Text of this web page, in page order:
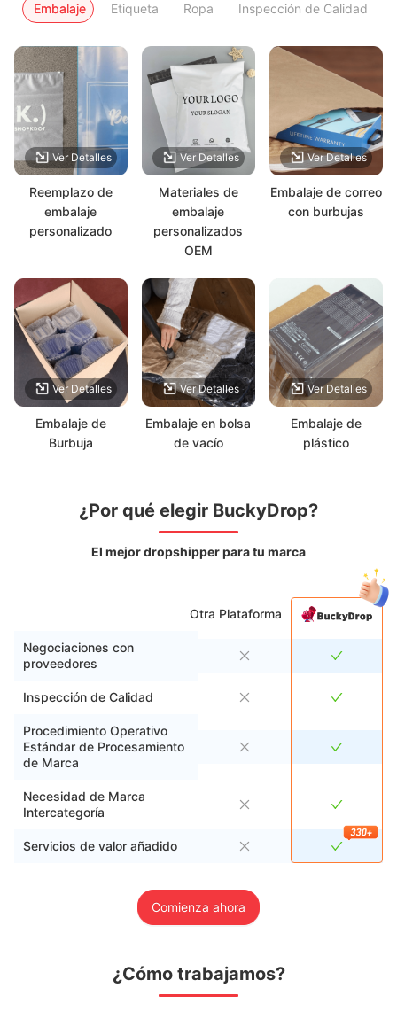
Embalaje Etiqueta Ropa Inspección de Calidad
Ver Detalles
Reemplazo de
embalaje
personalizado
Ver Detalles
Materiales de
embalaje
personalizados
OEM
Ver Detalles
Embalaje de correo
con burbujas
Ver Detalles
Embalaje de
Burbuja
Ver Detalles
Embalaje en bolsa
de vacío
Ver Detalles
Embalaje de
plástico
¿Por qué elegir BuckyDrop?
El mejor dropshipper para tu marca
Otra Plataforma
Negociaciones con
proveedores
Inspección de Calidad
Procedimiento Operativo
Estándar de Procesamiento
de Marca
Necesidad de Marca
Intercategoría
Servicios de valor añadido
Comienza ahora
¿Cómo trabajamos?